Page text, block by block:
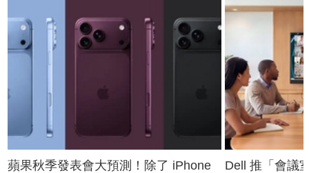
蘋果秋季發表會大預測！除了 iPhone
Dell 推「會議